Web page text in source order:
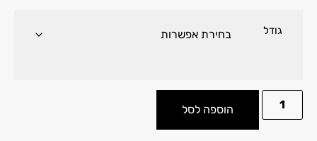
גודל
הוספה לסל